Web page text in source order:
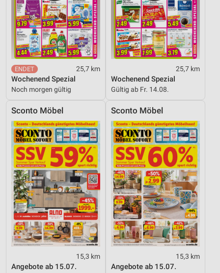
25,7 km
Wochenend Spezial
Noch morgen gültig
25,7 km
Wochenend Spezial
Gültig ab Fr. 14.08.
Sconto Möbel
15,3 km
Angebote ab 15.07.
Sconto Möbel
15,3 km
Angebote ab 15.07.